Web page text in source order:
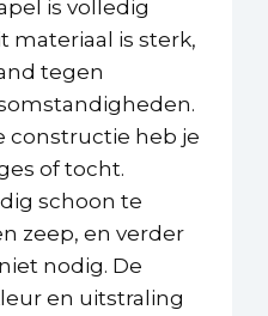
is volledig
materiaal is sterk,
tegen
constructie heb je
of tocht.
schoon te
zeep, en verder
nodig. De
en uitstraling